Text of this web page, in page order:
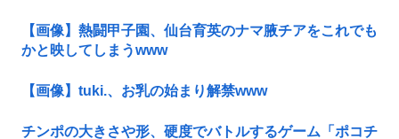
【画像】熱闘甲子園、仙台育英のナマ腋チアをこれでも
かと映してしまうwww
【画像】tuki.、お乳の始まり解禁www
チンポの大きさや形、硬度でバトルするゲーム「ポコチ